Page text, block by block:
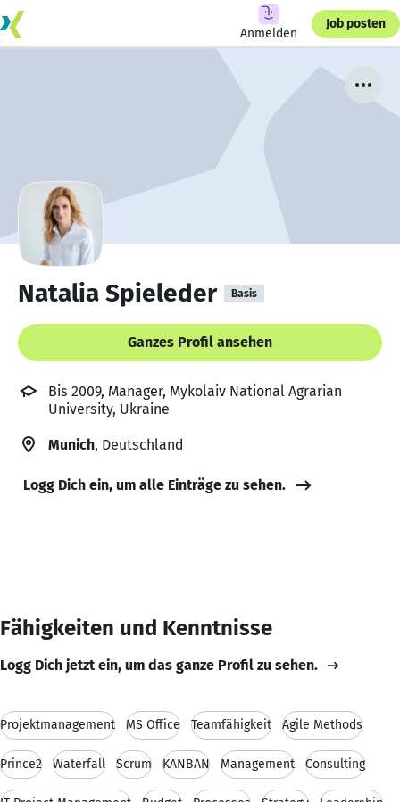
Anmelden
Job posten
Natalia Spieleder Basis
Ganzes Profil ansehen
Bis 2009, Manager, Mykolaiv National Agrarian
University, Ukraine
Munich, Deutschland
Logg Dich ein, um alle Einträge zu sehen.
Fähigkeiten und Kenntnisse
Logg Dich jetzt ein, um das ganze Profil zu sehen.
Projektmanagement MS Office Teamfähigkeit Agile Methods
Prince2 Waterfall Scrum KANBAN Management Consulting